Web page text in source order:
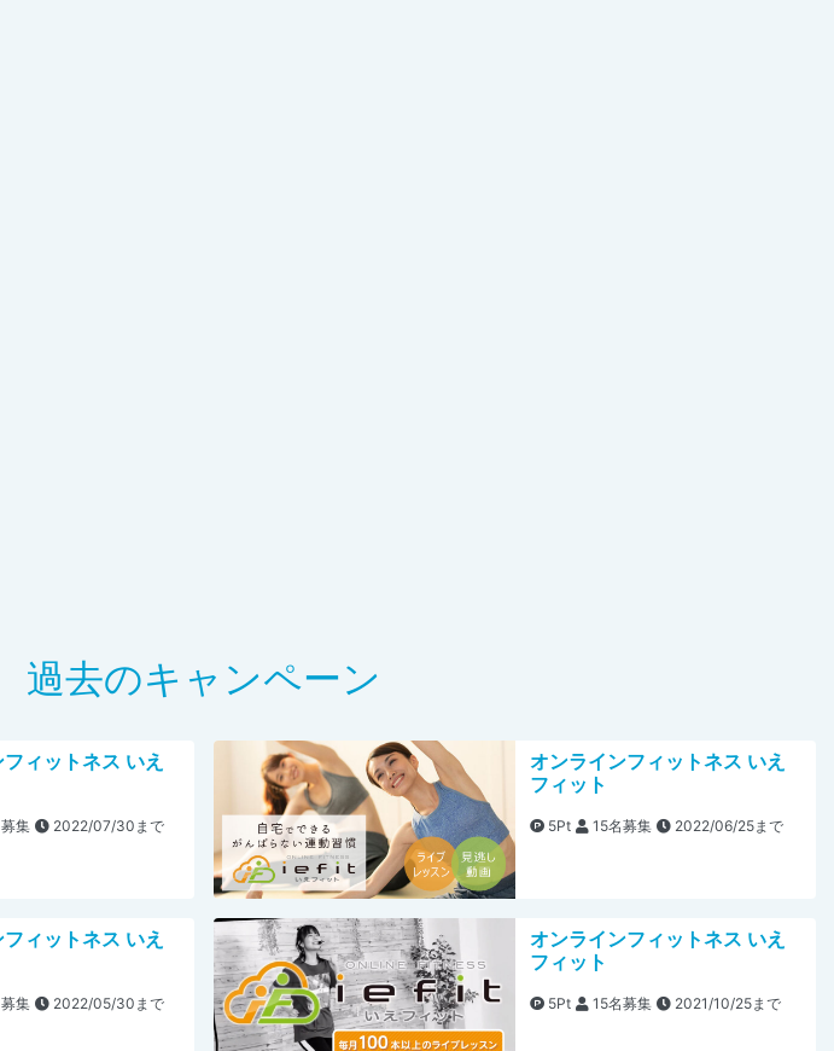
過去のキャンペーン
ィットネス いえ
集 2022/07/30まで
オンラインフィットネス いえ
フィット
5Pt 15名募集 2022/06/25まで
ィットネス いえ
集 2022/05/30まで
オンラインフィットネス いえ
フィット
5Pt 15名募集 2021/10/25まで